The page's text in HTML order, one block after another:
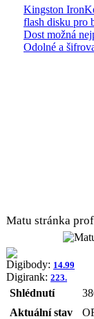
Kingston
flash disku pro
Dost možná
Odolné a
Matu stránka
Digibody: 14.99
Digirank: 223.
Shlédnutí
Aktuální stav